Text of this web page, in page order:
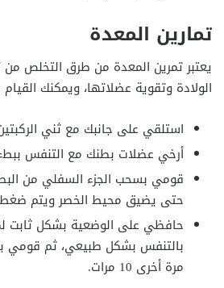
تمارين المعدة
يعتبر تمرين المعدة من طرق التخلص من
الولادة وتقوية عضلاتها، ويمكنك
استلقي على جانبك مع ثني
أرخي عضلات بطنك مع التنفس
قومي بسحب الجزء السفلي من
حتى يضيق محيط الخصر ويتم
بالتنفس بشكل طبيعي، ثم قومي
مرة أخرى 10 مرات.